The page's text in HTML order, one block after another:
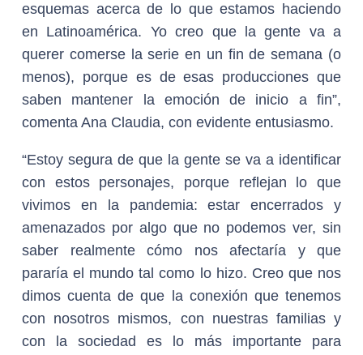
esquemas acerca de lo que estamos haciendo
en Latinoamérica. Yo creo que la gente va a
querer comerse la serie en un fin de semana (o
menos), porque es de esas producciones que
saben mantener la emoción de inicio a fin”,
comenta Ana Claudia, con evidente entusiasmo.
“Estoy segura de que la gente se va a identificar
con estos personajes, porque reflejan lo que
vivimos en la pandemia: estar encerrados y
amenazados por algo que no podemos ver, sin
saber realmente cómo nos afectaría y que
pararía el mundo tal como lo hizo. Creo que nos
dimos cuenta de que la conexión que tenemos
con nosotros mismos, con nuestras familias y
con la sociedad es lo más importante para